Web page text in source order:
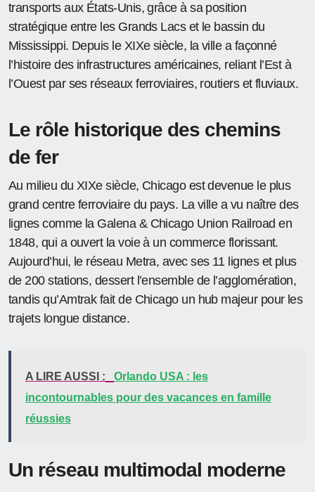
transports aux États-Unis, grâce à sa position
stratégique entre les Grands Lacs et le bassin du
Mississippi. Depuis le XIXe siècle, la ville a façonné
l’histoire des infrastructures américaines, reliant l’Est à
l’Ouest par ses réseaux ferroviaires, routiers et fluviaux.
Le rôle historique des chemins
de fer
Au milieu du XIXe siècle, Chicago est devenue le plus
grand centre ferroviaire du pays. La ville a vu naître des
lignes comme la Galena & Chicago Union Railroad en
1848, qui a ouvert la voie à un commerce florissant.
Aujourd’hui, le réseau Metra, avec ses 11 lignes et plus
de 200 stations, dessert l’ensemble de l’agglomération,
tandis qu’Amtrak fait de Chicago un hub majeur pour les
trajets longue distance.
A LIRE AUSSI :
Orlando USA : les
incontournables pour des vacances en famille
réussies
Un réseau multimodal moderne